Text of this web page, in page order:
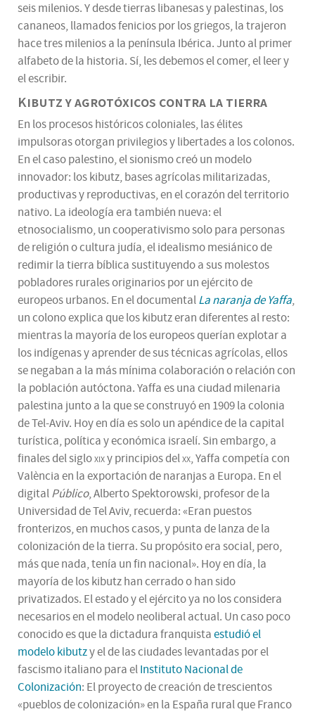
seis milenios. Y desde tierras libanesas y palestinas, los
cananeos, llamados fenicios por los griegos, la trajeron
hace tres milenios a la península Ibérica. Junto al primer
alfabeto de la historia. Sí, les debemos el comer, el leer y
el escribir.
Kibutz y agrotóxicos contra la tierra
En los procesos históricos coloniales, las élites
impulsoras otorgan privilegios y libertades a los colonos.
En el caso palestino, el sionismo creó un modelo
innovador: los kibutz, bases agrícolas militarizadas,
productivas y reproductivas, en el corazón del territorio
nativo. La ideología era también nueva: el
etnosocialismo, un cooperativismo solo para personas
de religión o cultura judía, el idealismo mesiánico de
redimir la tierra bíblica sustituyendo a sus molestos
pobladores rurales originarios por un ejército de
europeos urbanos. En el documentalLa naranja de Yaffa,
un colono explica que los kibutz eran diferentes al resto:
mientras la mayoría de los europeos querían explotar a
los indígenas y aprender de sus técnicas agrícolas, ellos
se negaban a la más mínima colaboración o relación con
la población autóctona. Yaffa es una ciudad milenaria
palestina junto a la que se construyó en 1909 la colonia
de Tel-Aviv. Hoy en día es solo un apéndice de la capital
turística, política y económica israelí. Sin embargo, a
finales del sigloxixy principios delxx, Yaffa competía con
València en la exportación de naranjas a Europa. En el
digitalPúblico, Alberto Spektorowski, profesor de la
Universidad de Tel Aviv, recuerda: «Eran puestos
fronterizos, en muchos casos, y punta de lanza de la
colonización de la tierra. Su propósito era social, pero,
más que nada, tenía un fin nacional». Hoy en día, la
mayoría de los kibutz han cerrado o han sido
privatizados. El estado y el ejército ya no los considera
necesarios en el modelo neoliberal actual. Un caso poco
conocido es que la dictadura franquistaestudió el
modelo kibutzy el de las ciudades levantadas por el
fascismo italiano para elInstituto Nacional de
Colonización: El proyecto de creación de trescientos
«pueblos de colonización» en la España rural que Franco